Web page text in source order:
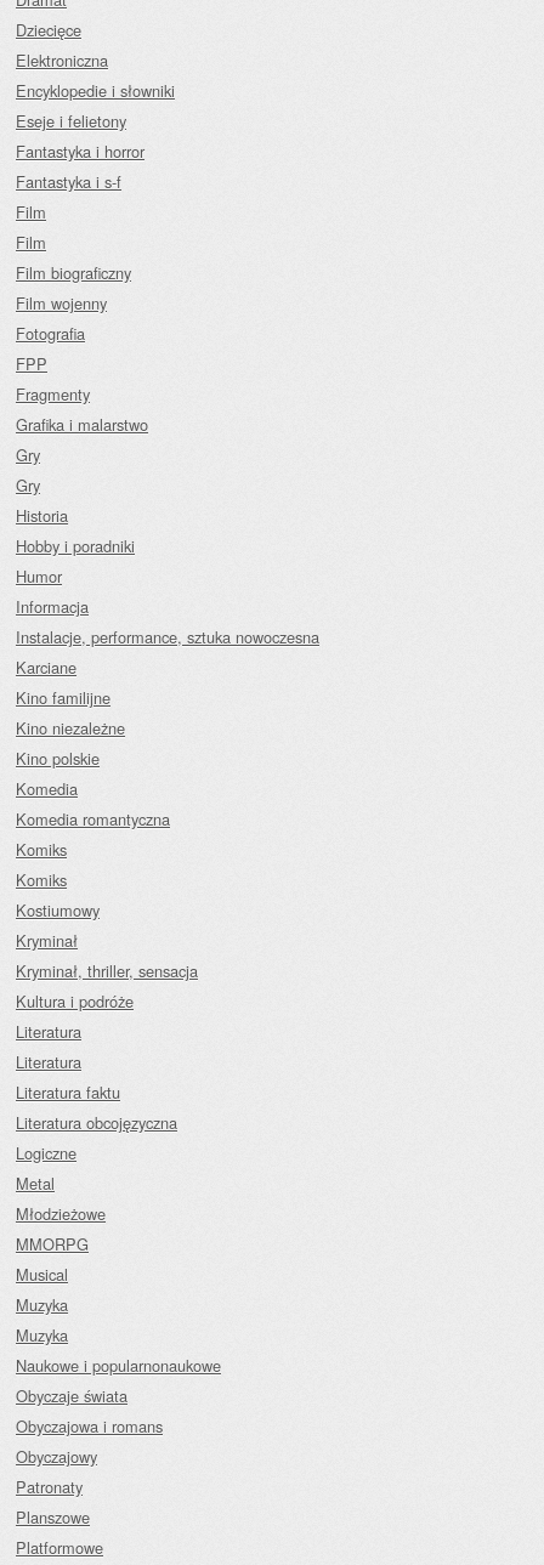
Dziecięce
Elektroniczna
Encyklopedie i słowniki
Eseje i felietony
Fantastyka i horror
Fantastyka i s-f
Film
Film
Film biograficzny
Film wojenny
Fotografia
FPP
Fragmenty
Grafika i malarstwo
Gry
Gry
Historia
Hobby i poradniki
Humor
Informacja
Instalacje, performance, sztuka nowoczesna
Karciane
Kino familijne
Kino niezależne
Kino polskie
Komedia
Komedia romantyczna
Komiks
Komiks
Kostiumowy
Kryminał
Kryminał, thriller, sensacja
Kultura i podróże
Literatura
Literatura
Literatura faktu
Literatura obcojęzyczna
Logiczne
Metal
Młodzieżowe
MMORPG
Musical
Muzyka
Muzyka
Naukowe i popularnonaukowe
Obyczaje świata
Obyczajowa i romans
Obyczajowy
Patronaty
Planszowe
Platformowe